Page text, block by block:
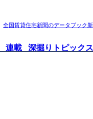
全国賃貸住宅新聞のデータブック新
連載 深掘りトピックス